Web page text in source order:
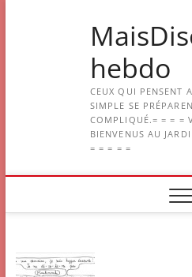
hebdo
CEUX QUI PENSENT
SIMPLE SE
COMPLIQUÉ.= = = =
BIENVENUS AU
= = = = =